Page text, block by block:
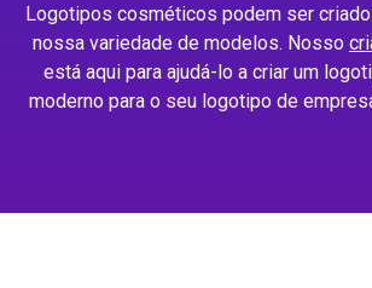
Logotipos cosméticos podem ser
nossa variedade de modelos. Nosso
está aqui para ajudá-lo a criar um
moderno para o seu logotipo de